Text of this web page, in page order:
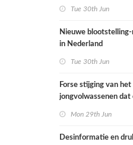
Tue 30th Jun
Nieuwe
in Nederland
Tue 30th Jun
Forse stijging van
jongvolwassenen
Mon 29th Jun
Desinformatie en